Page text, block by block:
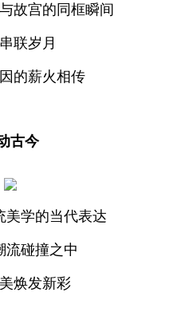
故宫的同框瞬间
联岁月
的薪火相传
古今
美学的当代表达
流碰撞之中
焕发新彩